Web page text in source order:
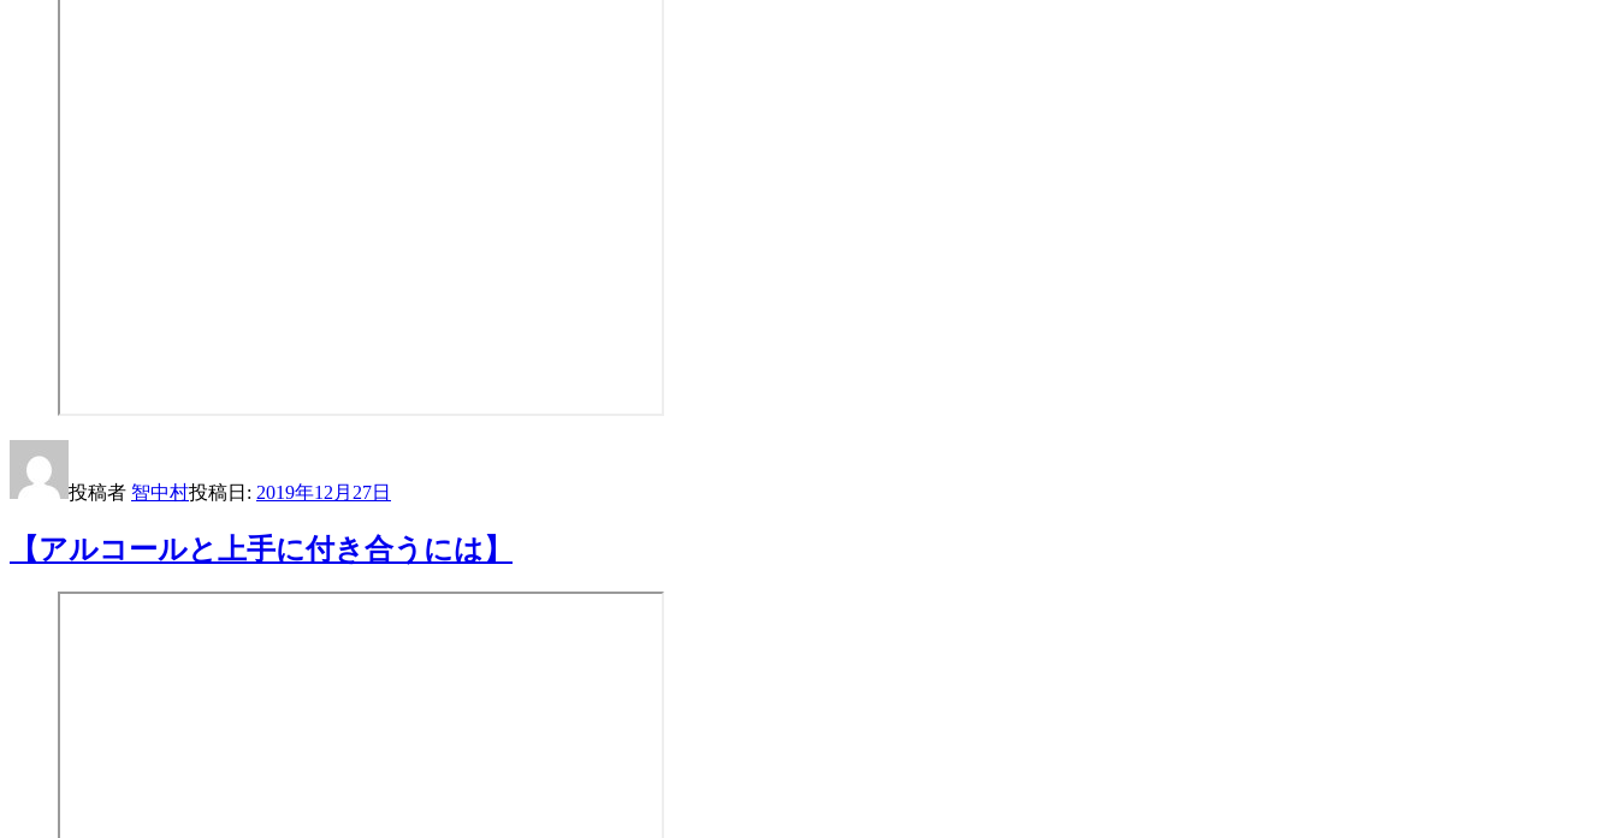
投稿者 智中村投稿日: 2019年12月27日
【アルコールと上手に付き合うには】